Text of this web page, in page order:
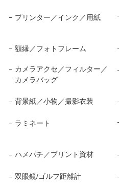
プリンター／インク／用紙
額縁／フォトフレーム
カメラアクセ／フィルター／
カメラバッグ
背景紙／小物／撮影衣装
ラミネート
ハメパチ／プリント資材
双眼鏡/ゴルフ距離計